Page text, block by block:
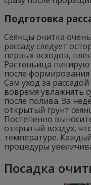
Подготовка
Сеянцы очитка
рассаду следует
первых всходов,
Растеньица
после формирования
Сам уход за
вовремя увлажнять
после полива. За
открытый грунт
Постепенно
открытый воздух,
температуре.
процедуры
Посадка